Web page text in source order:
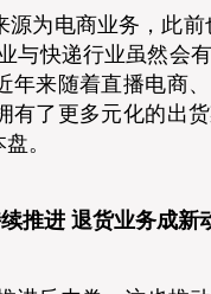
为电商业务，此
与快递行业虽然会
年来随着直播电商
有了更多元化的出
。
推进 退货业务成新